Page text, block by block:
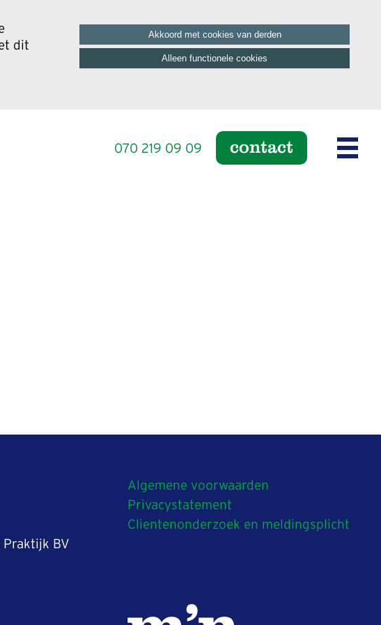
dit
Akkoord met cookies van derden
Alleen functionele cookies
070 219 09 09 contact
Praktijk BV
Algemene voorwaarden
Privacystatement
Clientenonderzoek en meldingsplicht